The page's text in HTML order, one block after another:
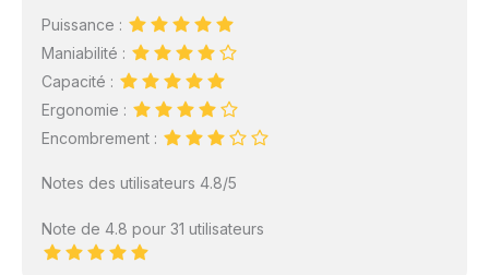
Puissance :
Maniabilité :
Capacité :
Ergonomie :
Encombrement :
Notes des utilisateurs 4.8/5
Note de 4.8 pour 31 utilisateurs